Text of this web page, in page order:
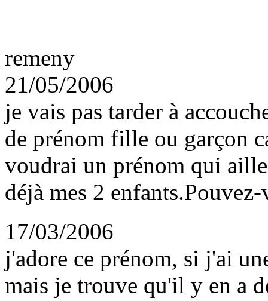
remeny
21/05/2006
je vais pas tarder à
de prénom fille ou garçon
voudrai un prénom qui
déjà mes 2
17/03/2006
j'adore ce prénom, si j'ai
mais je trouve qu'il y en a